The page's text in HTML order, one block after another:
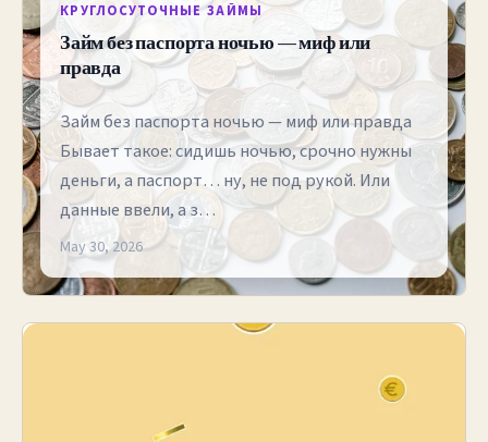
КРУГЛОСУТОЧНЫЕ ЗАЙМЫ
Займ без паспорта ночью — миф или
правда
Займ без паспорта ночью — миф или правда
Бывает такое: сидишь ночью, срочно нужны
деньги, а паспорт… ну, не под рукой. Или
данные ввели, а з…
May 30, 2026